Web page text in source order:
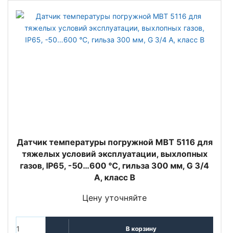
Датчик температуры погружной MBT 5116 для
тяжелых условий эксплуатации, выхлопных
газов, IP65, -50…600 °C, гильза 300 мм, G 3/4
A, класс B
Цену уточняйте
В корзину